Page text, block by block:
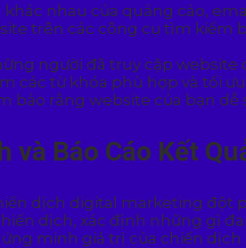
nhau của quảng cáo,
trên các công cụ tìm
người đã truy cập
các từ khóa phù hợp và tối
bảo rằng website của bạn
Báo Cáo Kết
dịch digital marketing đột
dịch, xác định những gì
minh giá trị của chiến dịch.